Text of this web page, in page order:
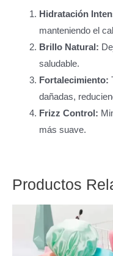
Hidratación
manteniendo el
Brillo Natural:
saludable.
Fortalecimiento:
dañadas,
Frizz Control:
más suave.
Productos